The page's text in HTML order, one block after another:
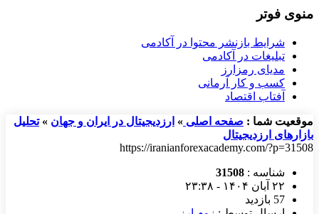
منوی فوتر
شرایط بازنشر محتوا در آکادمی
تبلیغات در آکادمی
مدیای رمزارز
کسب و کار آرمانی
آفتاب اقتصاد
موقعیت شما : صفحه اصلی » ارزدیجیتال در ایران و جهان »تحلیل
بازارهای ارزدیجیتال
https://iranianforexacademy.com/?p=31508
شناسه : 31508
۲۲ آبان ۱۴۰۴ - ۲۳:۳۸
57 بازدید